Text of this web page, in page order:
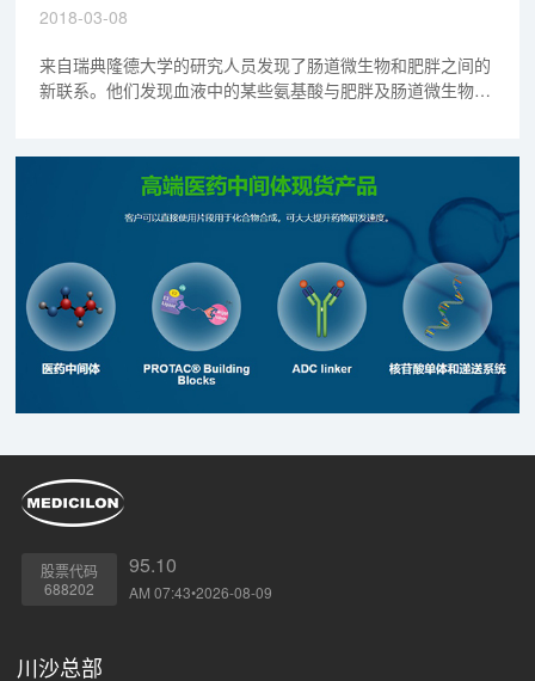
2018-03-08
来自瑞典隆德大学的研究人员发现了肠道微生物和肥胖之间的
新联系。他们发现血液中的某些氨基酸与肥胖及肠道微生物组
股票代码
688202
95.10
AM 07:43•2026-08-09
川沙总部